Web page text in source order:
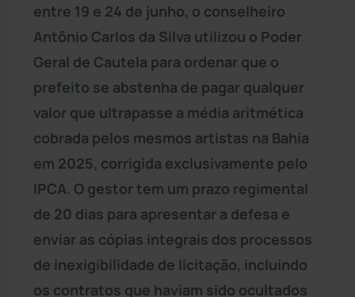
entre 19 e 24 de junho, o conselheiro
Antônio Carlos da Silva utilizou o Poder
Geral de Cautela para ordenar que o
prefeito se abstenha de pagar qualquer
valor que ultrapasse a média aritmética
cobrada pelos mesmos artistas na Bahia
em 2025, corrigida exclusivamente pelo
IPCA. O gestor tem um prazo regimental
de 20 dias para apresentar a defesa e
enviar as cópias integrais dos processos
de inexigibilidade de licitação, incluindo
os contratos que haviam sido ocultados